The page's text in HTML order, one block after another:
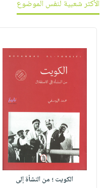
الأكثر شعبية لنفس الموضوع
الكويت ؛ من النشأة إلى